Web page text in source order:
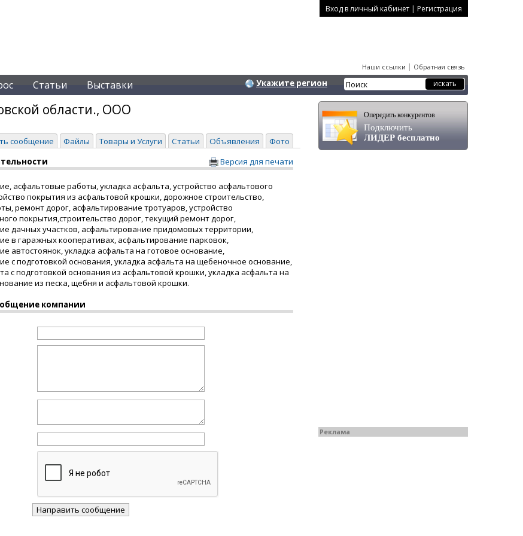
Вход в личный кабинет | Регистрация
Наши ссылки | Обратная связь
Статьи Выставки Укажите регион
области., ООО
сообщение Файлы Товары и Услуги Статьи Объявления Фото
Версия для печати
асфальтовые работы, укладка асфальта, устройство асфальтового
покрытия из асфальтовой крошки, дорожное строительство,
ремонт дорог, асфальтирование тротуаров, устройство
покрытия,строительство дорог, текущий ремонт дорог,
дачных участков, асфальтирование придомовых территории,
в гаражных кооперативах, асфальтирование парковок,
автостоянок, укладка асфальта на готовое основание,
с подготовкой основания, укладка асфальта на щебеночное основание,
с подготовкой основания из асфальтовой крошки, укладка асфальта на
из песка, щебня и асфальтовой крошки.
компании
Опередить конкурентов
Подключить
ЛИДЕР бесплатно
Реклама